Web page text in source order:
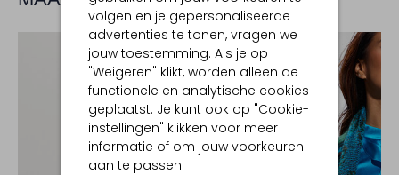
volgen en je gepersonaliseerde
advertenties te tonen, vragen we
jouw toestemming. Als je op
"Weigeren" klikt, worden alleen de
functionele en analytische cookies
geplaatst. Je kunt ook op "Cookie-
instellingen" klikken voor meer
informatie of om jouw voorkeuren
aan te passen.